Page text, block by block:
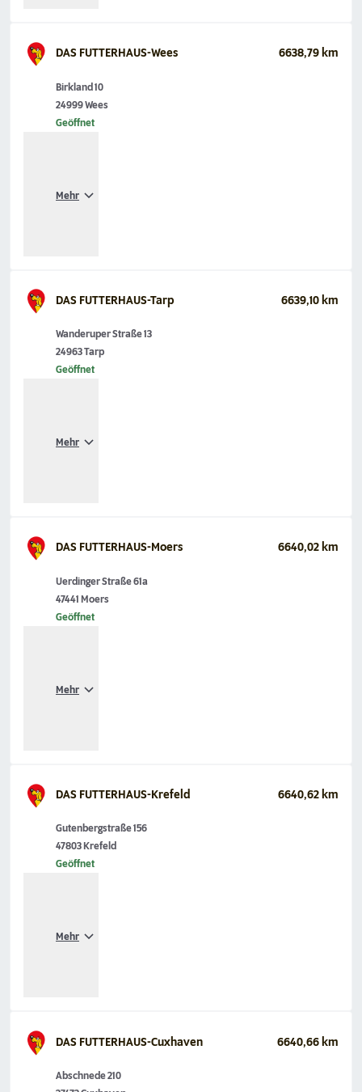
DAS FUTTERHAUS-Wees 6638,79 km
Birkland 10
24999 Wees
Geöffnet
Mehr
DAS FUTTERHAUS-Tarp 6639,10 km
Wanderuper Straße 13
24963 Tarp
Geöffnet
Mehr
DAS FUTTERHAUS-Moers 6640,02 km
Uerdinger Straße 61a
47441 Moers
Geöffnet
Mehr
DAS FUTTERHAUS-Krefeld 6640,62 km
Gutenbergstraße 156
47803 Krefeld
Geöffnet
Mehr
DAS FUTTERHAUS-Cuxhaven 6640,66 km
Abschnede 210